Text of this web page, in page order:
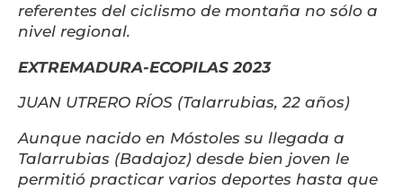
referentes del ciclismo de montaña no sólo a
nivel regional.
EXTREMADURA-ECOPILAS 2023
JUAN UTRERO RÍOS (Talarrubias, 22 años)
Aunque nacido en Móstoles su llegada a
Talarrubias (Badajoz) desde bien joven le
permitió practicar varios deportes hasta que